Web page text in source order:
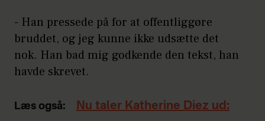
- Han pressede på for at offentliggøre
bruddet, og jeg kunne ikke udsætte det
nok. Han bad mig godkende den tekst, han
havde skrevet.
Læs også:
Nu taler Katherine Diez ud: